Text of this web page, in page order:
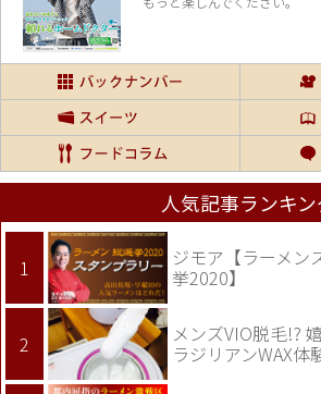
人気記事ランキン
ジモア【ラーメン
挙2020】
メンズVIO脱毛!?
ラジリアンWAX体